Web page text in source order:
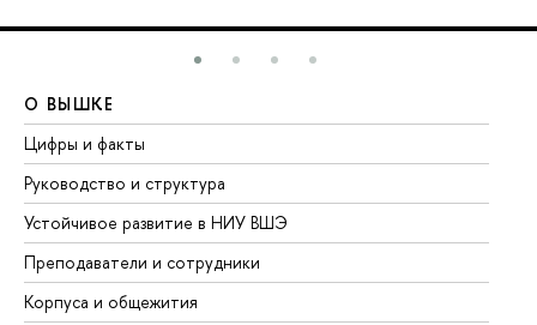
О ВЫШКЕ
Цифры и факты
Руководство и структура
Устойчивое развитие в НИУ ВШЭ
Преподаватели и сотрудники
Корпуса и общежития